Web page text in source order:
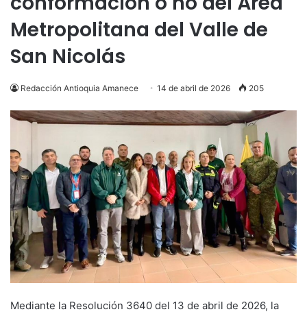
Metropolitana del Valle de
San Nicolás
Redacción Antioquia Amanece 14 de abril de 2026 205
Mediante la Resolución 3640 del 13 de abril de 2026, la